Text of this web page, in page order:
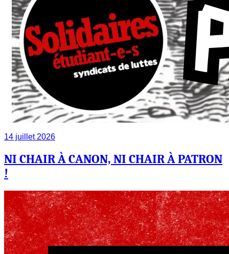
14 juillet 2026
NI CHAIR À CANON, NI CHAIR À PATRON
!